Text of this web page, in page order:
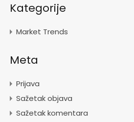
Kategorije
Market Trends
Meta
Prijava
Sažetak objava
Sažetak komentara